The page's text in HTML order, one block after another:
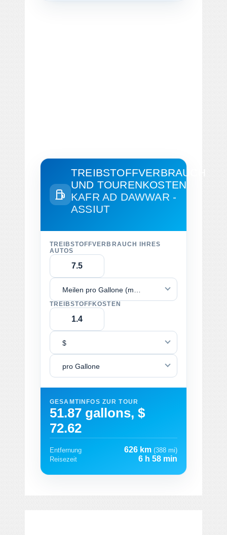
TREIBSTOFFVERBRAUCH
UND TOURENKOSTEN
KAFR AD DAWWAR -
ASSIUT
TREIBSTOFFVERBRAUCH IHRES
AUTOS
TREIBSTOFFKOSTEN
$
pro Gallone
GESAMTINFOS ZUR TOUR
51.87 gallons, $
72.62
Entfernung 626 km (388 mi)
Reisezeit
6 h 58 min